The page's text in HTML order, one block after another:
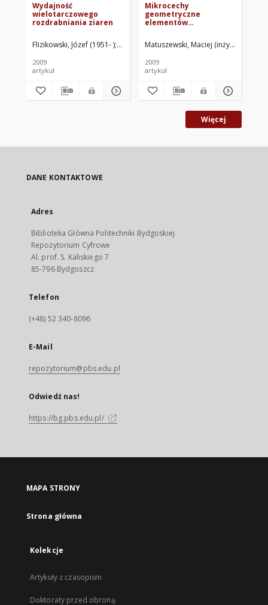
Wydajność
wielotarczowego
rozdrabniania ziaren
Flizikowski, Józef (1951- ) Świetlicki, Adam
2009
artykuł
Mikrocechy
geometryczne
elementów
Matuszewski, Maciej (inżynier)
2009
artykuł
Więcej
DANE KONTAKTOWE
Adres
Biblioteka Główna Politechniki Bydgoskiej
Repozytorium Cyfrowe
Al. prof. S. Kaliskiego 7
85-796 Bydgoszcz
Telefon
(+48) 52 340-8096
E-Mail
repozytorium@pbs.edu.pl
Odwiedź nas!
https://bg.pbs.edu.pl/
MAPA STRONY
Strona główna
Kolekcje
Artykuły z czasopism
Doktoraty przed obroną